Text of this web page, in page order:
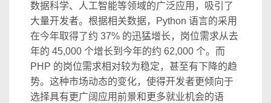
数据科学、人工智能等领域的广泛应用，吸引了
大量开发者。根据相关数据，Python 语言的采用
在今年取得了约 37% 的迅猛增长，岗位需求从去
年的 45,000 个增长到今年的约 62,000 个。而
PHP 的岗位需求相对较为稳定，甚至有下降的趋
势。这种市场动态的变化，使得开发者更倾向于
选择具有更广阔应用前景和更多就业机会的语